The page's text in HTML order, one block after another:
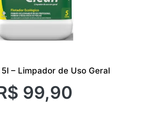
– Limpador de Uso Geral
99,90